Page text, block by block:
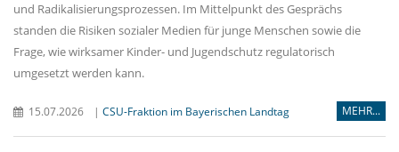
und Radikalisierungsprozessen. Im Mittelpunkt des Gesprächs
standen die Risiken sozialer Medien für junge Menschen sowie die
Frage, wie wirksamer Kinder- und Jugendschutz regulatorisch
umgesetzt werden kann.
15.07.2026 | CSU-Fraktion im Bayerischen Landtag MEHR...